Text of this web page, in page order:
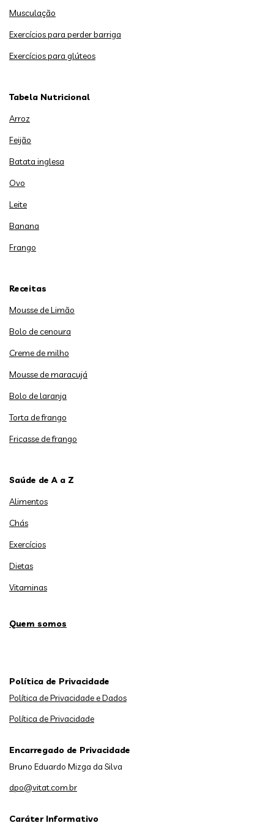
Musculação
Exercícios para perder barriga
Exercícios para glúteos
Tabela Nutricional
Arroz
Feijão
Batata inglesa
Ovo
Leite
Banana
Frango
Receitas
Mousse de Limão
Bolo de cenoura
Creme de milho
Mousse de maracujá
Bolo de laranja
Torta de frango
Fricasse de frango
Saúde de A a Z
Alimentos
Chás
Exercícios
Dietas
Vitaminas
Quem somos
Caráter Informativo
Política de Privacidade
Política de Privacidade e Dados
Política de Privacidade
Encarregado de Privacidade
Bruno Eduardo Mizga da Silva
dpo@vitat.com.br